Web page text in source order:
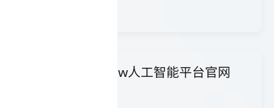
Go-with-the-Flow人工智能平台官网